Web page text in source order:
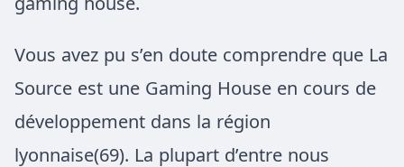
Vous avez pu s’en doute comprendre que La
Source est une Gaming House en cours de
développement dans la région
lyonnaise(69). La plupart d’entre nous